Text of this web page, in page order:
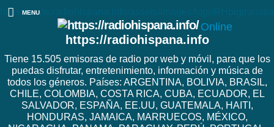
https://www.radiohispana.info/assets/images/
Online
https://radiohispana.info
Tiene 15.505 emisoras de radio por web y móvil, para que los
puedas disfrutar, entretenimiento, información y música de
todos los géneros. Países: ARGENTINA, BOLIVIA, BRASIL,
CHILE, COLOMBIA, COSTA RICA, CUBA, ECUADOR, EL
SALVADOR, ESPAÑA, EE.UU, GUATEMALA, HAITI,
HONDURAS, JAMAICA, MARRUECOS, MÉXICO,
MENU